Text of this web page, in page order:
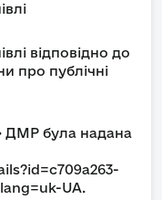
відповідно до
про публічні
ДМР була надана
UA.